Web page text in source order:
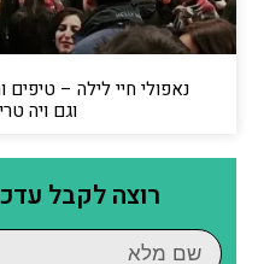
נאפולי חיי לילה – טיפים
וגם ויה
רוצה לקבל